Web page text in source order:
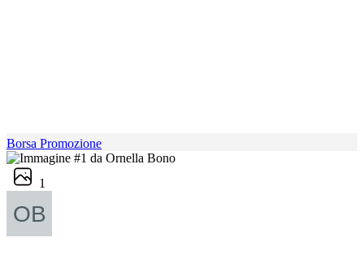
Borsa Promozione
1